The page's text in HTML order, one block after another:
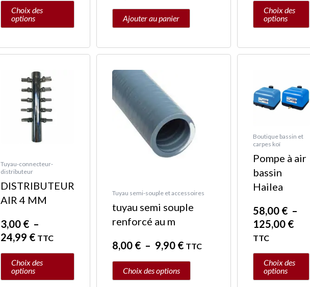
Choix des
options
produit
Ajouter au panier
Choix des
options
produit
Tuyau-connecteur-
distributeur
DISTRIBUTEUR
AIR 4 MM
3,00 € –
24,99 €
de
prix :
3,00 €
à
24,99 €
TTC
Choix des
options
plusieurs
variations.
peuvent
être
choisies
sur
la
page
produit
Tuyau semi-souple et accessoires
tuyau semi souple
renforcé au m
8,00 € – 9,90 €
à
9,90 €
TTC
Choix des options
produit
a
plusieurs
variations.
choisies
sur
la
du
produit
Boutique bassin et
carpes koï
Pompe à air
bassin
Hailea
58,00 € –
125,00 €
à
TTC
Choix des
options
a
plusieurs
Les
options
peuvent
être
choisies
la
produit